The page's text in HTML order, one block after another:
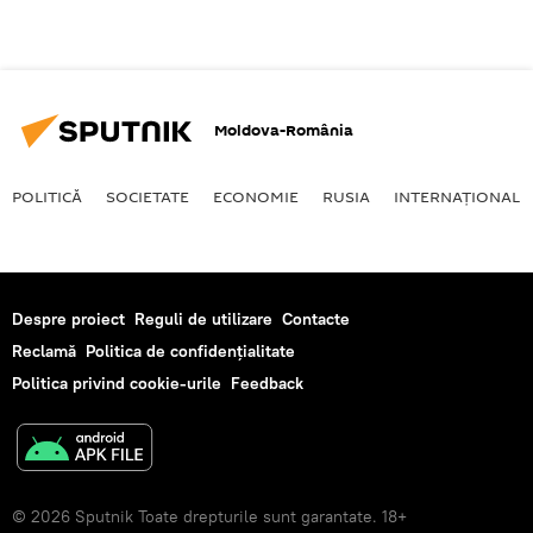
Moldova-România
POLITICĂ SOCIETATE ECONOMIE RUSIA INTERNAŢIONAL
Despre proiect Reguli de utilizare Contacte
Reclamă Politica de confidențialitate
Politica privind cookie-urile Feedback
© 2026 Sputnik Toate drepturile sunt garantate. 18+